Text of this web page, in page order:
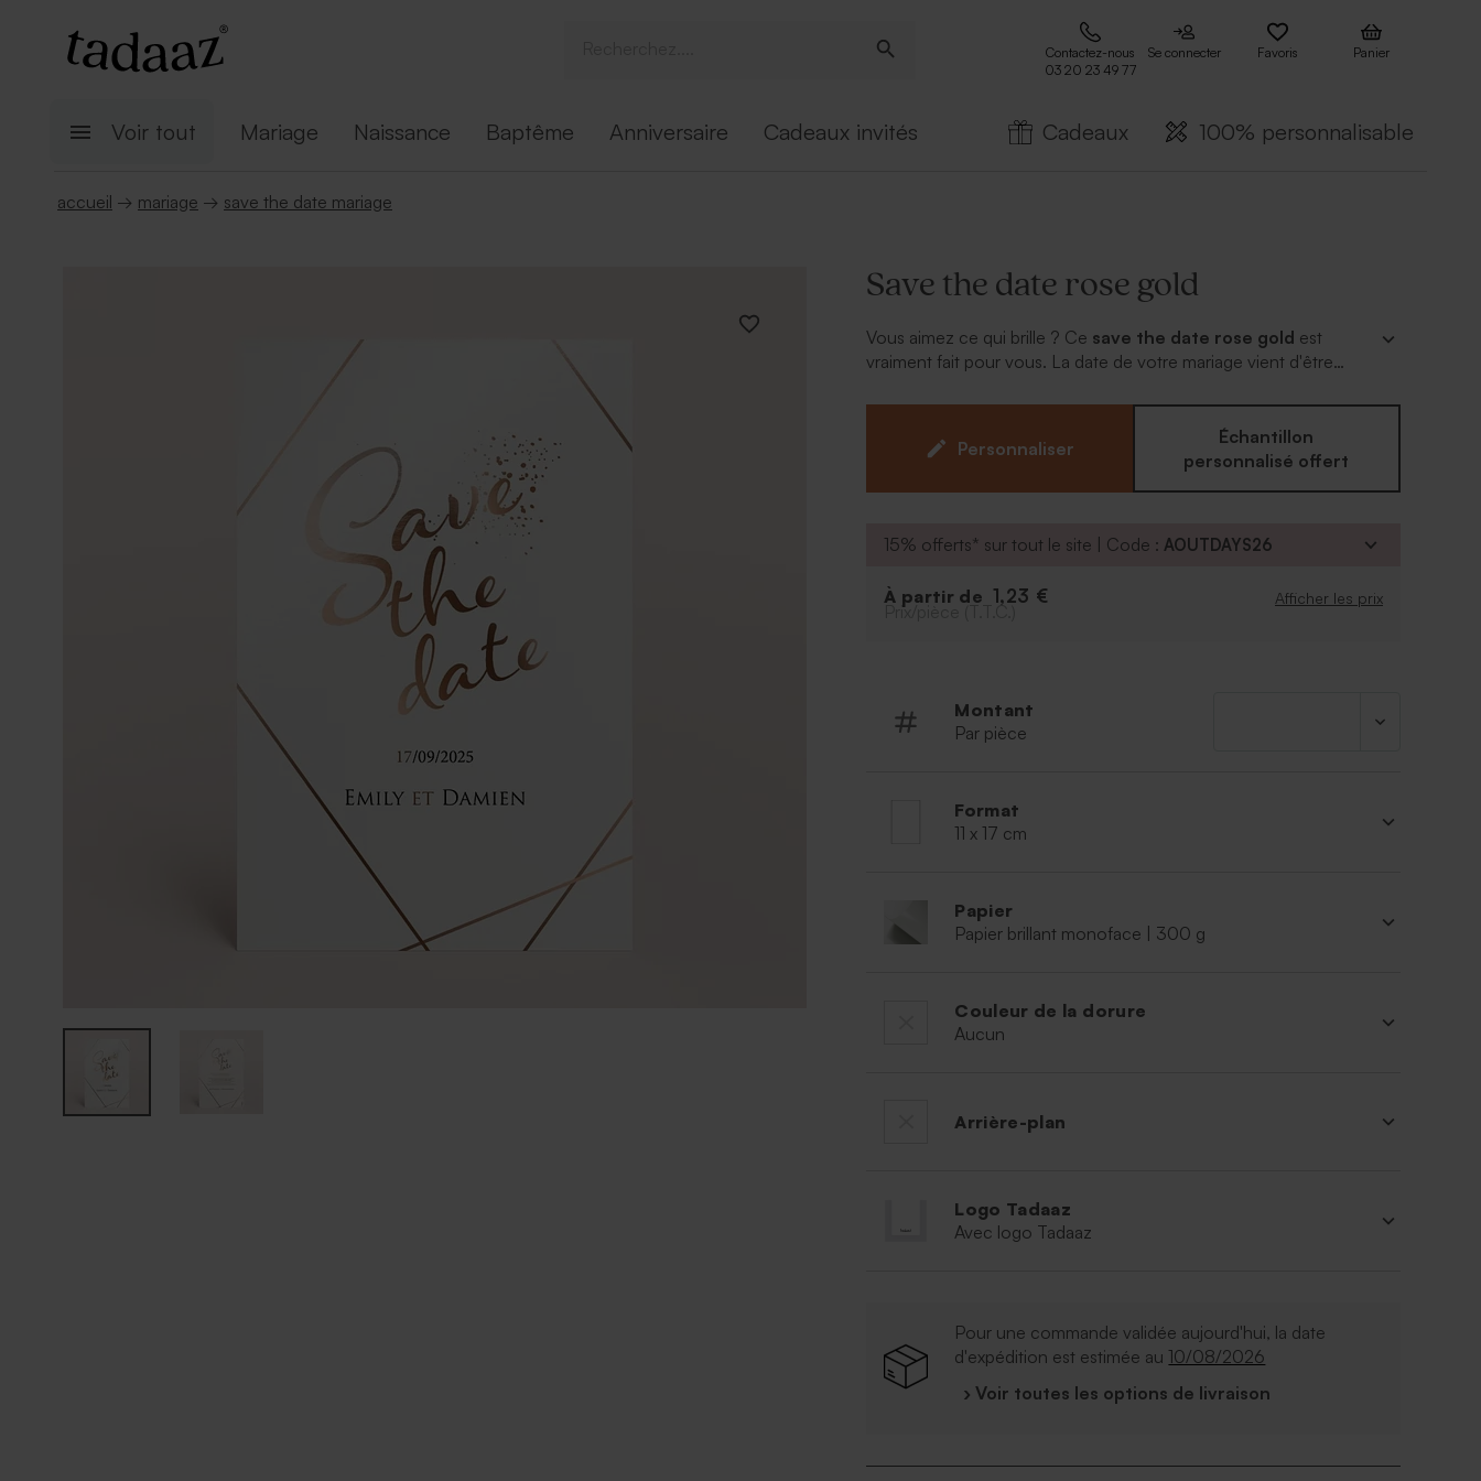
Contactez-nous
03 20 23 49 77
Se connecter Favoris Panier
Voir tout Mariage Naissance Baptême Anniversaire Cadeaux invités Cadeaux 100% personnalisable
accueil → mariage → save the date mariage
Save the date rose gold
Vous aimez ce qui brille ? Ce save the date rose gold est
vraiment fait pour vous. La date de votre mariage vient d'être
union avec style vous en rêviez depuis votre demande en
mariage, le grand jour est enfin arrivé. Personnalisez votre texte
grâce à nos différentes polices d'écriture, et ajoutez des symboles
Personnaliser
Échantillon
personnalisé offert
15% offerts* sur tout le site | Code :AOUTDAYS26
À partir de 1,23 € Afficher les prix
Prix/pièce (T.T.C.)
Montant
Par pièce
Format
11 x 17 cm
Papier
Papier brillant monoface | 300 g
Couleur de la dorure
Aucun
Arrière-plan
Logo Tadaaz
Avec logo Tadaaz
Pour une commande validée aujourd'hui, la date
d'expédition est estimée au 10/08/2026
› Voir toutes les options de livraison